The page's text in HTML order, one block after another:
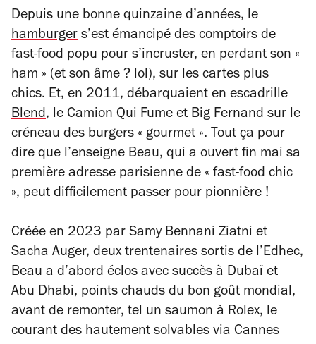
Depuis une bonne quinzaine d’années, le
hamburger s’est émancipé des comptoirs de
fast-food popu pour s’incruster, en perdant son «
ham » (et son âme ? lol), sur les cartes plus
chics. Et, en 2011, débarquaient en escadrille
Blend, le Camion Qui Fume et Big Fernand sur le
créneau des burgers « gourmet ». Tout ça pour
dire que l’enseigne Beau, qui a ouvert fin mai sa
première adresse parisienne de « fast-food chic
», peut difficilement passer pour pionnière !
Créée en 2023 par Samy Bennani Ziatni et
Sacha Auger, deux trentenaires sortis de l’Edhec,
Beau a d’abord éclos avec succès à Dubaï et
Abu Dhabi, points chauds du bon goût mondial,
avant de remonter, tel un saumon à Rolex, le
courant des hautement solvables via Cannes